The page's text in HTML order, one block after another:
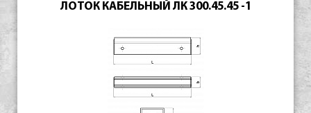
ЛОТОК КАБЕЛЬНЫЙ ЛК 300.45.45 -1